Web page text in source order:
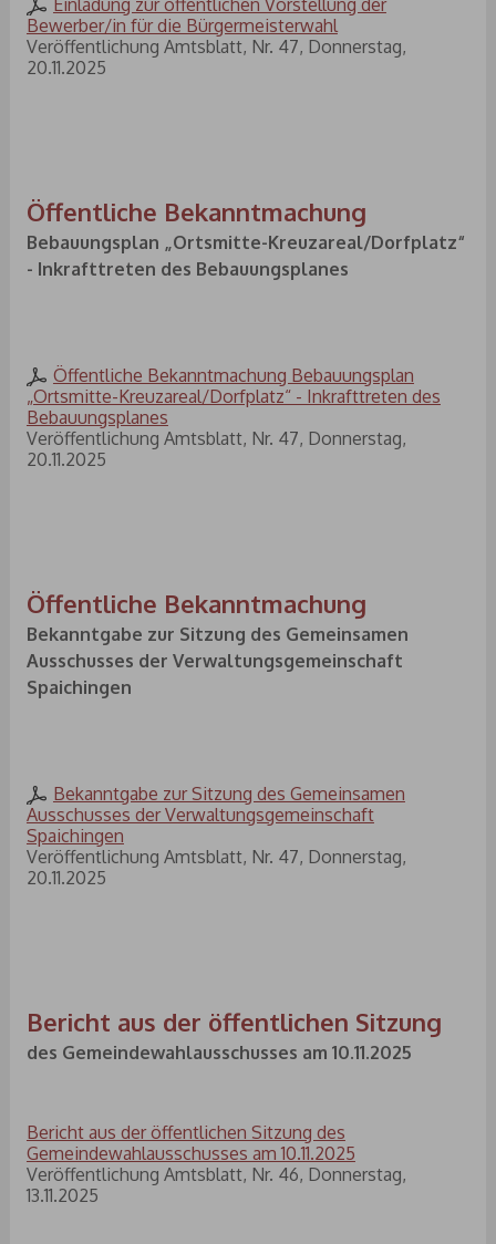
Einladung zur öffentlichen Vorstellung der
Bewerber/in für die Bürgermeisterwahl
Veröffentlichung Amtsblatt, Nr. 47, Donnerstag,
20.11.2025
Öffentliche Bekanntmachung
Bebauungsplan „Ortsmitte-Kreuzareal/Dorfplatz“
- Inkrafttreten des Bebauungsplanes
Öffentliche Bekanntmachung Bebauungsplan
„Ortsmitte-Kreuzareal/Dorfplatz“ - Inkrafttreten des
Bebauungsplanes
Veröffentlichung Amtsblatt, Nr. 47, Donnerstag,
20.11.2025
Öffentliche Bekanntmachung
Bekanntgabe zur Sitzung des Gemeinsamen
Ausschusses der Verwaltungsgemeinschaft
Spaichingen
Bekanntgabe zur Sitzung des Gemeinsamen
Ausschusses der Verwaltungsgemeinschaft
Spaichingen
Veröffentlichung Amtsblatt, Nr. 47, Donnerstag,
20.11.2025
Bericht aus der öffentlichen Sitzung
des Gemeindewahlausschusses am 10.11.2025
Bericht aus der öffentlichen Sitzung des
Gemeindewahlausschusses am 10.11.2025
Veröffentlichung Amtsblatt, Nr. 46, Donnerstag,
13.11.2025